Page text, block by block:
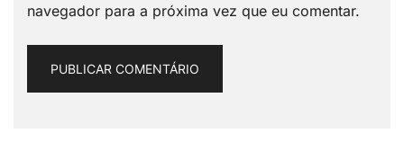
navegador para a próxima vez que eu comentar.